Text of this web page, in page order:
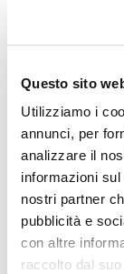
Questo sito
Utilizziamo i
annunci, per
analizzare il
informazioni
nostri partner
pubblicità e
con altre
raccolto dal
Policlinico
Regione
avanzate
pediatrica”
L’articolo